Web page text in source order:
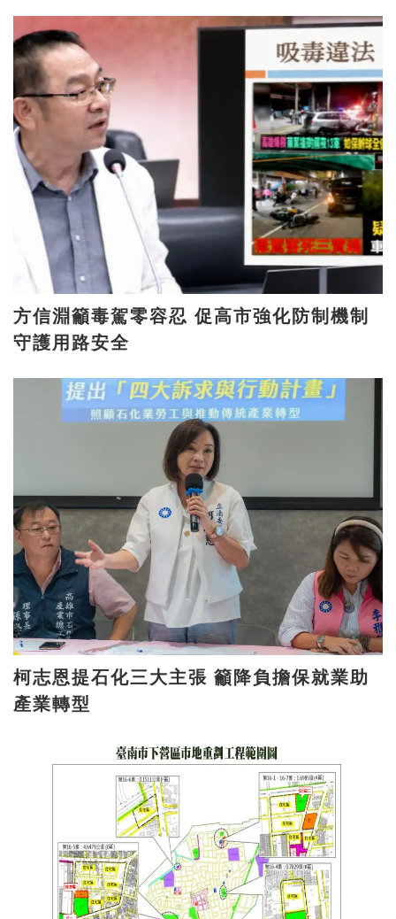
方信淵籲毒駕零容忍 促高市強化防制機制
守護用路安全
柯志恩提石化三大主張 籲降負擔保就業助
產業轉型